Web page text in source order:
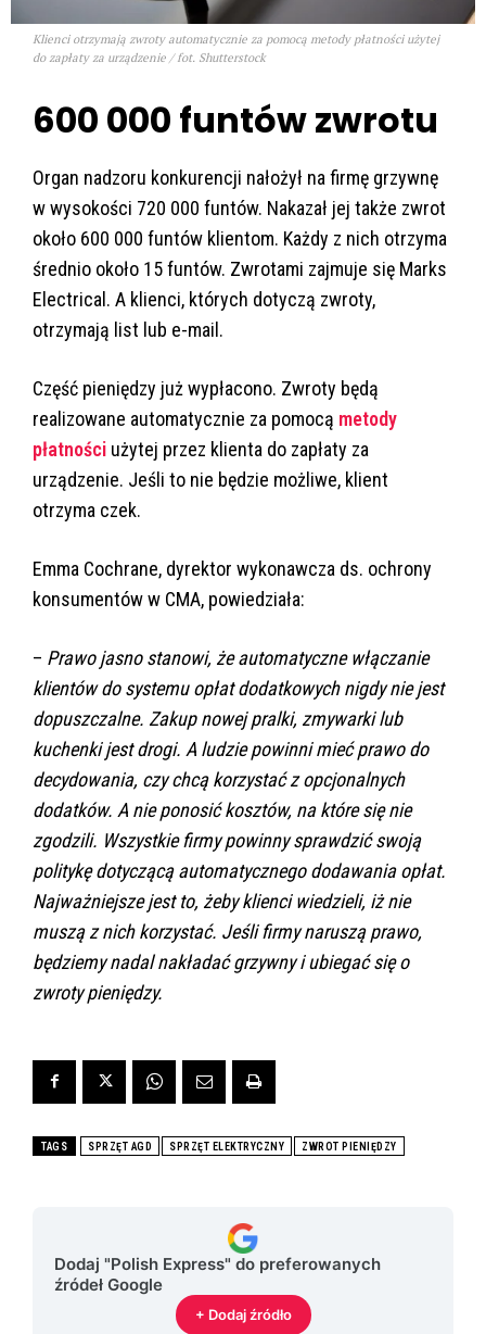
Klienci otrzymają zwroty automatycznie za pomocą metody płatności użytej
do zapłaty za urządzenie / fot. Shutterstock
600 000 funtów zwrotu
Organ nadzoru konkurencji nałożył na firmę grzywnę
w wysokości 720 000 funtów. Nakazał jej także zwrot
około 600 000 funtów klientom. Każdy z nich otrzyma
średnio około 15 funtów. Zwrotami zajmuje się Marks
Electrical. A klienci, których dotyczą zwroty,
otrzymają list lub e-mail.
Część pieniędzy już wypłacono. Zwroty będą
realizowane automatycznie za pomocą metody
płatności użytej przez klienta do zapłaty za
urządzenie. Jeśli to nie będzie możliwe, klient
otrzyma czek.
Emma Cochrane, dyrektor wykonawcza ds. ochrony
konsumentów w CMA, powiedziała:
– Prawo jasno stanowi, że automatyczne włączanie
klientów do systemu opłat dodatkowych nigdy nie jest
dopuszczalne. Zakup nowej pralki, zmywarki lub
kuchenki jest drogi. A ludzie powinni mieć prawo do
decydowania, czy chcą korzystać z opcjonalnych
dodatków. A nie ponosić kosztów, na które się nie
zgodzili. Wszystkie firmy powinny sprawdzić swoją
politykę dotyczącą automatycznego dodawania opłat.
Najważniejsze jest to, żeby klienci wiedzieli, iż nie
muszą z nich korzystać. Jeśli firmy naruszą prawo,
będziemy nadal nakładać grzywny i ubiegać się o
zwroty pieniędzy.
TAGS SPRZĘT AGD SPRZĘT ELEKTRYCZNY ZWROT PIENIĘDZY
Dodaj "Polish Express" do preferowanych
źródeł Google
+ Dodaj źródło